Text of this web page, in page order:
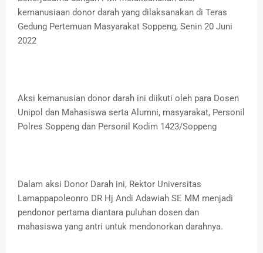
kemanusiaan donor darah yang dilaksanakan di Teras
Gedung Pertemuan Masyarakat Soppeng, Senin 20 Juni
2022
Aksi kemanusian donor darah ini diikuti oleh para Dosen
Unipol dan Mahasiswa serta Alumni, masyarakat, Personil
Polres Soppeng dan Personil Kodim 1423/Soppeng
Dalam aksi Donor Darah ini, Rektor Universitas
Lamappapoleonro DR Hj Andi Adawiah SE MM menjadi
pendonor pertama diantara puluhan dosen dan
mahasiswa yang antri untuk mendonorkan darahnya.